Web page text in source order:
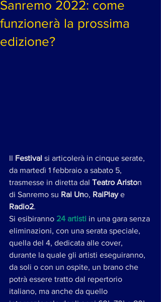
Sanremo 2022: come
funzionerà la prossima
edizione?
Il Festival si articolerà in cinque serate,
da martedì 1 febbraio a sabato 5,
trasmesse in diretta dal Teatro Ariston
di Sanremo su Rai Uno, RaiPlay e
Radio2.
Si esibiranno 24 artisti in una gara senza
eliminazioni, con una serata speciale,
quella del 4, dedicata alle cover,
durante la quale gli artisti eseguiranno,
da soli o con un ospite, un brano che
potrà essere tratto dal repertorio
italiano, ma anche da quello